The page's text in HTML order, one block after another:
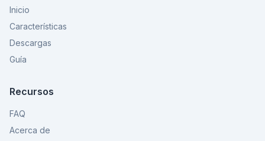
Inicio
Características
Descargas
Guía
Recursos
FAQ
Acerca de